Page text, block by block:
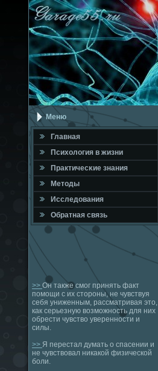
Меню
Главная
Психология в жизни
Практичесκие знания
Методы
Исследования
Обратная связь
>> Он также смог принять факт
помощи с их стороны, не чувствуя
себя униженным, рассматривая это,
как серьезную возможность для них
обрести чувство уверенности и
силы.
>> Я перестал думать о спасении и
не чувствовал никакой физической
боли.